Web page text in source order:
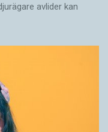
avlider kan